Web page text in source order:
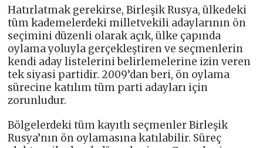
Hatırlatmak gerekirse, Birleşik Rusya, ülkedeki
tüm kademelerdeki milletvekili adaylarının ön
seçimini düzenli olarak açık, ülke çapında
oylama yoluyla gerçekleştiren ve seçmenlerin
kendi aday listelerini belirlemelerine izin veren
tek siyasi partidir. 2009’dan beri, ön oylama
sürecine katılım tüm parti adayları için
zorunludur.
Bölgelerdeki tüm kayıtlı seçmenler Birleşik
Rusya’nın ön oylamasına katılabilir. Süreç